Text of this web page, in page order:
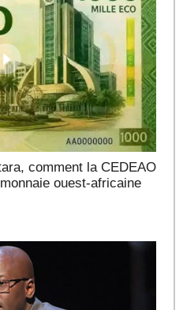
comment la CEDEAO
ouest-africaine